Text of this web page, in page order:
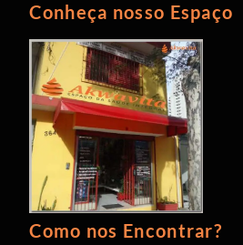
Conheça nosso Espaço
Como nos Encontrar?